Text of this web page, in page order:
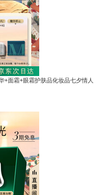
+面霜+眼霜护肤品化妆品七夕情人